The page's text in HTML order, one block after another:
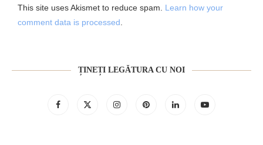
This site uses Akismet to reduce spam. Learn how your
comment data is processed
ȚINEȚI LEGĂTURA CU NOI